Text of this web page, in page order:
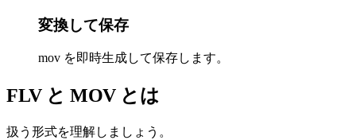
変換して保存
mov を即時生成して保存します。
FLV と MOV とは
扱う形式を理解しましょう。